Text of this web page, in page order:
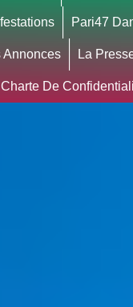
Pari47
Annonces La
Charte De